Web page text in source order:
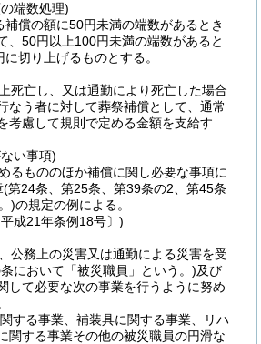
端数処理)
補償の額に50円未満の端数があるとき
、50円以上100円未満の端数があると
切り上げるものとする。
死亡し、又は通勤により死亡した場合
なう者に対して葬祭補償として、通常
考慮して規則で定める金額を支給す
い事項)
るもののほか補償に関し必要な事項に
(第24条、第25条、第39条の2、第45条
)の規定の例による。
成21年条例18号〕)
公務上の災害又は通勤による災害を受
において「被災職員」という。)及び
して必要な次の事業を行うように努め
する事業、補装具に関する事業、リハ
関する事業その他の被災職員の円滑な